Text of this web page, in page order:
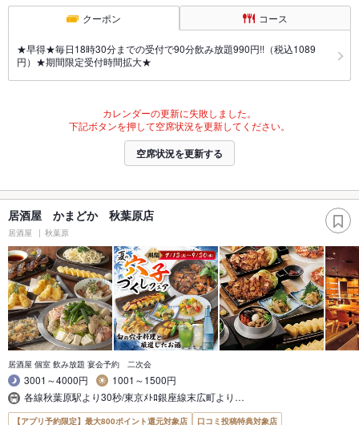
クーポン コース
★早得★毎日18時30分までの受付で90分飲み放題990円!!（税込1089
円）★期間限定受付時間拡大★
カレンダーの更新に失敗しました。
下記ボタンを押して空席状況を更新してください。
空席状況を更新する
居酒屋 かまどか 秋葉原店
居酒屋 秋葉原
居酒屋 個室 飲み放題 宴会予約 二次会
3001～4000円
1001～1500円
各線秋葉原駅より30秒/東京ﾒﾄﾛ銀座線末広町より…
【アプリ予約限定】最大800ポイント還元対象店
口コミ投稿特典対象店